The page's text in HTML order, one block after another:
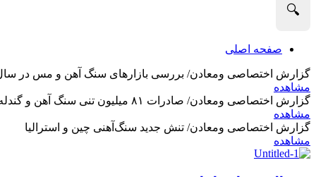
🔍
صفحه اصلی
گزارش اختصاصی ومعادن/ بررسی بازارهای سنگ آهن و مس در سال 2025 و نگاه تحلیلگران به
مشاهده
گزارش اختصاصی ومعادن/ صادرات ۸۱ میلیون تنی سنگ آهن و گندله استرالیا در ماه گذشته
مشاهده
گزارش اختصاصی ومعادن/ تنش جدید سنگ‌آهنی چین و استرالیا
مشاهده